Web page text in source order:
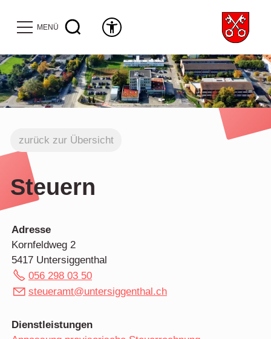
MENÜ
zurück zur Übersicht
Steuern
Adresse
Kornfeldweg 2
5417 Untersiggenthal
056 298 03 50
steueramt@untersiggenthal.ch
Dienstleistungen